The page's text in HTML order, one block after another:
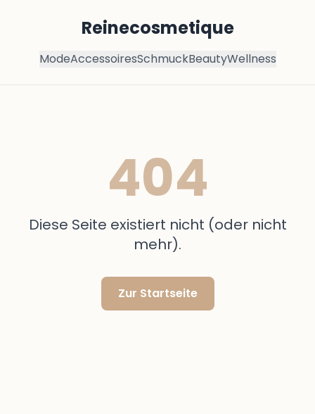
Reinecosmetique
ModeAccessoiresSchmuckBeautyWellness
404
Diese Seite existiert nicht (oder nicht
mehr).
Zur Startseite